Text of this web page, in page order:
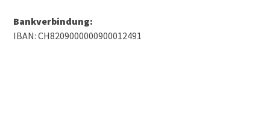
Bankverbindung:
IBAN: CH8209000000900012491